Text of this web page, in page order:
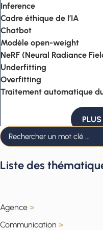
Inference
Cadre éthique de l’IA
Chatbot
Modèle open-weight
NeRF (Neural Radiance
Underfitting
Overfitting
Traitement automatique
Liste des
Agence >
Communication >